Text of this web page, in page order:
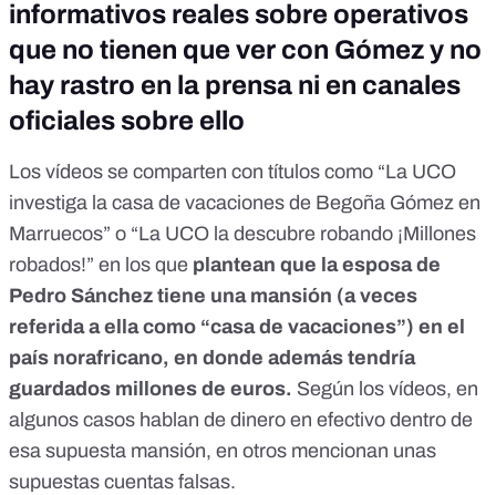
informativos reales sobre operativos
que no tienen que ver con Gómez y no
hay rastro en la prensa ni en canales
oficiales sobre ello
Los vídeos se comparten con títulos como “La UCO
investiga la casa de vacaciones de Begoña Gómez en
Marruecos” o “La UCO la descubre robando ¡Millones
robados!” en los que plantean que la esposa de
Pedro Sánchez tiene una mansión (a veces
referida a ella como “casa de vacaciones”) en el
país norafricano, en donde además tendría
guardados millones de euros. Según los vídeos, en
algunos casos hablan de dinero en efectivo dentro de
esa supuesta mansión, en otros mencionan unas
supuestas cuentas falsas.